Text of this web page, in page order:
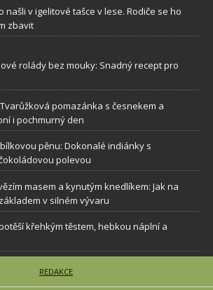
našli v igelitové tašce v lese. Rodiče se ho
zbavit
rolády bez mouky: Snadný recept pro
pomazánka s česnekem a
i pochmurný den
pěnu: Dokonalé indiánky s
polevou
masem a kynutým knedlíkem: Jak na
v silném vývaru
křehkým těstem, hebkou náplní a
REDAKCE